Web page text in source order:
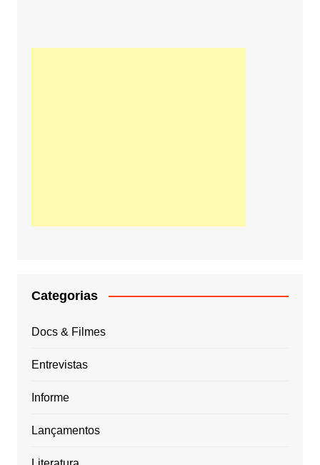
Categorias
Docs & Filmes
Entrevistas
Informe
Lançamentos